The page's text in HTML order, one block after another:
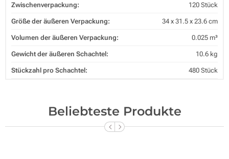
Zwischenverpackung: 120 Stück
Größe der äußeren Verpackung: 34 x 31.5 x 23.6 cm
Volumen der äußeren Verpackung: 0.025 m³
Gewicht der äußeren Schachtel: 10.6 kg
Stückzahl pro Schachtel: 480 Stück
Beliebteste Produkte